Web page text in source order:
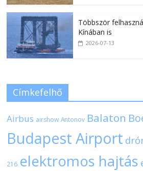
Többször
Kínában is
2026-07-13
Címkefelhő
Airbus airshow Antonov Balaton
Budapest Airport
216 elektromos hajtás